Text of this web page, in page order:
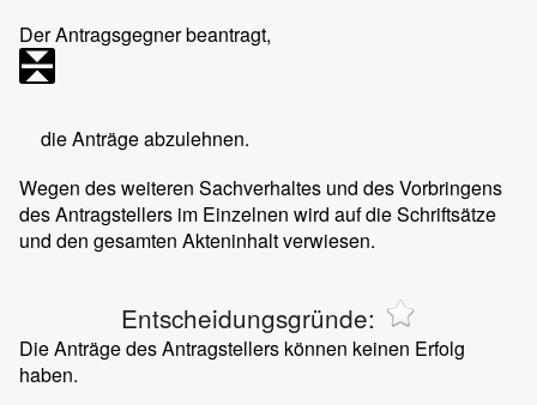
Der Antragsgegner beantragt,
die Anträge abzulehnen.
Wegen des weiteren Sachverhaltes und des Vorbringens
des Antragstellers im Einzelnen wird auf die Schriftsätze
und den gesamten Akteninhalt verwiesen.
Entscheidungsgründe:
Die Anträge des Antragstellers können keinen Erfolg
haben.